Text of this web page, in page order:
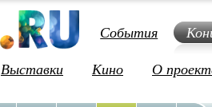
События
Выставки Кино О